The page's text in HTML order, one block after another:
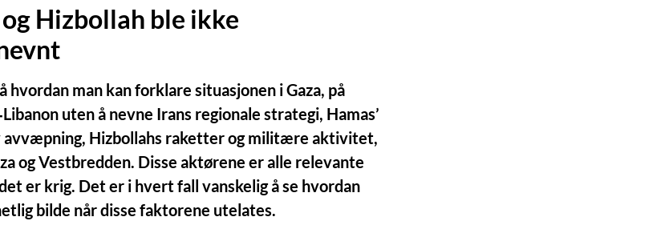
og Hizbollah ble ikke
hvordan man kan forklare situasjonen i Gaza, på
uten å nevne Irans regionale strategi, Hamas’
avvæpning, Hizbollahs raketter og militære aktivitet,
og Vestbredden. Disse aktørene er alle relevante
er krig. Det er i hvert fall vanskelig å se hvordan
bilde når disse faktorene utelates.